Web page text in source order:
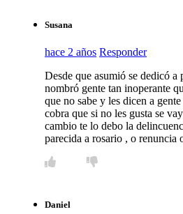
Susana
hace 2 años Responder
Desde que asumió se dedicó a
nombró gente tan inoperante
que no sabe y les dicen a
cobra que si no les gusta se
cambio te lo debo la
parecida a rosario , o renuncia
Daniel